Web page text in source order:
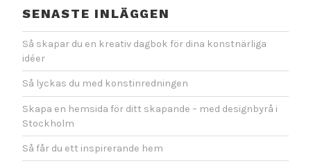
SENASTE INLÄGGEN
Så skapar du en kreativ dagbok för dina konstnärliga
idéer
Så lyckas du med konstinredningen
Skapa en hemsida för ditt skapande – med designbyrå i
Stockholm
Så får du ett inspirerande hem